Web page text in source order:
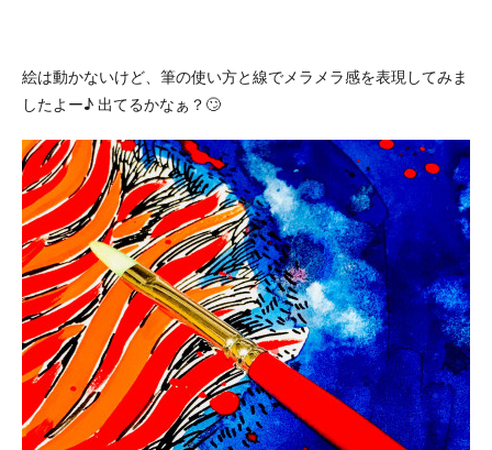
絵は動かないけど、筆の使い方と線でメラメラ感を表現してみま
したよー♪ 出てるかなぁ？🙄